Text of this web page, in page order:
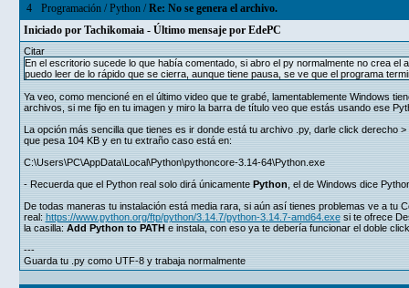
4 Programación /Python /Re: No se genera el archivo.
Iniciado por Tachikomaia- Último mensaje por EdePC
Citar
En el escritorio sucede lo que había comentado, si abro el py normalmente no crea
puedo leer de lo rápido que se cierra, aunque tiene pausa, se ve que el programa
Ya veo, como mencioné en el último video que te grabé, lamentablemente Windows
archivos, si me fijo en tu imagen y miro la barra de título veo que estás usando ese
La opción más sencilla que tienes es ir donde está tu archivo .py, darle click derecho
que pesa 104 KB y en tu extraño caso está en:
C:\Users\PC\AppData\Local\Python\pythoncore-3.14-64\Python.exe
- Recuerda que el Python real solo dirá únicamente Python, el de Windows dice
De todas maneras tu instalación está media rara, si aún así tienes problemas ve a tu
real: https://www.python.org/ftp/python/3.14.7/python-3.14.7-amd64.exesi te ofrece
la casilla: Add Python to PATHe instala, con eso ya te debería funcionar el doble
---
Guarda tu .py como UTF-8 y trabaja normalmente